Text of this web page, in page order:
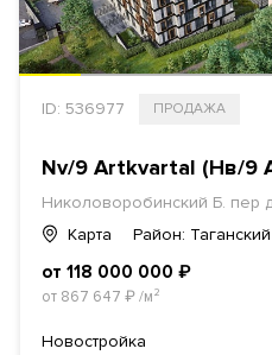
ID: 536977 ПРОДАЖА
Nv/9 Artkvartal (Нв/9
Николоворобинский Б. пер
Карта
Район: Таганский
от 118 000 000 ₽
от 867 647 ₽/м²
Новостройка